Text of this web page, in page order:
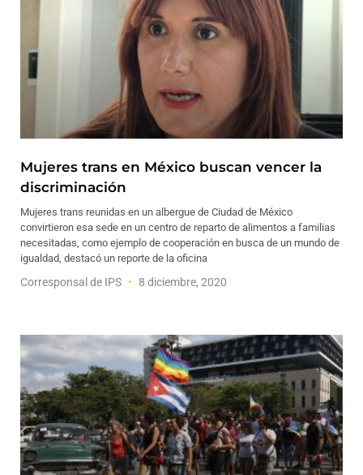
Mujeres trans en México buscan vencer la
discriminación
Mujeres trans reunidas en un albergue de Ciudad de México
convirtieron esa sede en un centro de reparto de alimentos a familias
necesitadas, como ejemplo de cooperación en busca de un mundo de
igualdad, destacó un reporte de la oficina
Corresponsal de IPS 8 diciembre, 2020